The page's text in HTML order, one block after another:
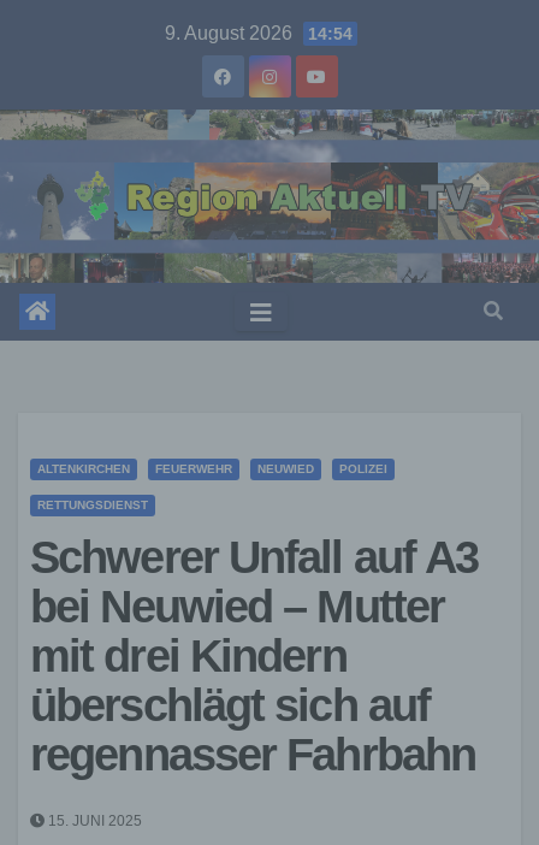
9. August 2026 14:54
ALTENKIRCHEN FEUERWEHR NEUWIED POLIZEI
RETTUNGSDIENST
Schwerer Unfall auf A3
bei Neuwied – Mutter
mit drei Kindern
überschlägt sich auf
regennasser Fahrbahn
15. JUNI 2025